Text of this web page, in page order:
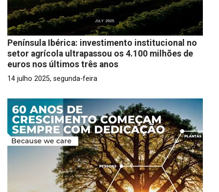
Península Ibérica: investimento institucional no
setor agrícola ultrapassou os 4.100 milhões de
euros nos últimos três anos
14 julho 2025, segunda-feira